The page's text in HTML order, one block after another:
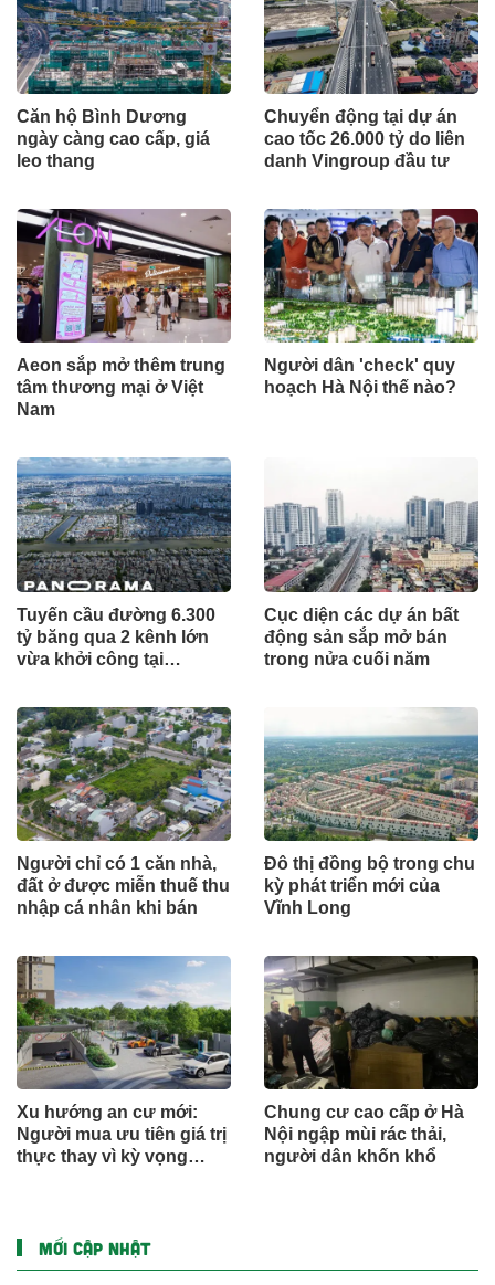
Căn hộ Bình Dương
ngày càng cao cấp, giá
leo thang
Chuyển động tại dự án
cao tốc 26.000 tỷ do liên
danh Vingroup đầu tư
Aeon sắp mở thêm trung
tâm thương mại ở Việt
Nam
Người dân 'check' quy
hoạch Hà Nội thế nào?
Tuyến cầu đường 6.300
tỷ băng qua 2 kênh lớn
vừa khởi công tại
Cục diện các dự án bất
động sản sắp mở bán
trong nửa cuối năm
Người chỉ có 1 căn nhà,
đất ở được miễn thuế thu
nhập cá nhân khi bán
Đô thị đồng bộ trong chu
kỳ phát triển mới của
Vĩnh Long
Xu hướng an cư mới:
Người mua ưu tiên giá trị
thực thay vì kỳ vọng
Chung cư cao cấp ở Hà
Nội ngập mùi rác thải,
người dân khốn khổ
MỚI CẬP NHẬT